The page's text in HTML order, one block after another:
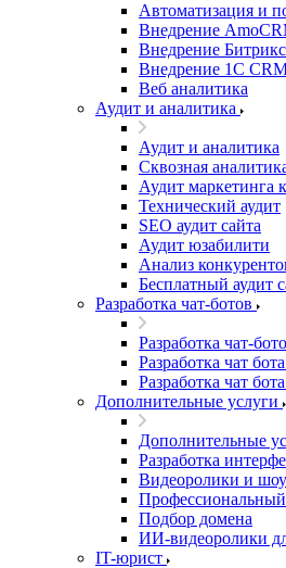
Автоматизация и
Внедрение
Внедрение
Внедрение 1C
Веб аналитика
Аудит и аналитика
Аудит и аналитика
Сквозная
Аудит маркетинга
Технический аудит
SEO аудит сайта
Аудит юзабилити
Анализ
Бесплатный аудит
Разработка чат-ботов
Разработка чат-
Разработка чат
Разработка чат
Дополнительные услуги
Дополнительные
Разработка
Видеоролики и
Подбор домена
ИИ-видеоролики
IT-юрист